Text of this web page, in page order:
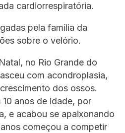
cardiorrespiratória.
pela família da
sobre o velório.
no Rio Grande do
com acondroplasia,
dos ossos.
anos de idade, por
e acabou se apaixonando
começou a competir